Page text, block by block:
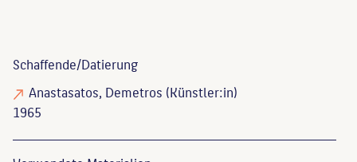
Schaffende/Datierung
Anastasatos, Demetros (Künstler:in)
1965